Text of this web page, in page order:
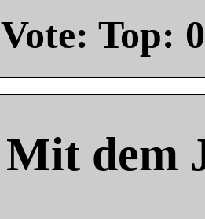
Vote: Top: 0
Mit dem